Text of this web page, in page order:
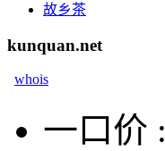
故乡茶
kunquan.net
whois
一口价 :